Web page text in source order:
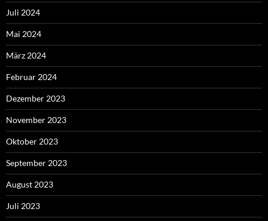
Juli 2024
Mai 2024
März 2024
Februar 2024
Dezember 2023
November 2023
Oktober 2023
September 2023
August 2023
Juli 2023